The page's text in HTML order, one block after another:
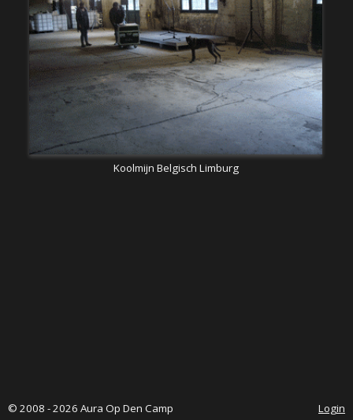
Koolmijn Belgisch Limburg
© 2008 - 2026 Aura Op Den Camp Login